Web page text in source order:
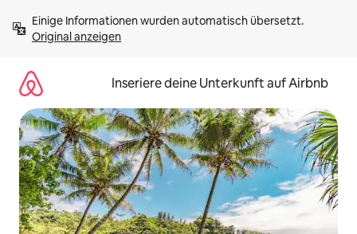
Inhalten
springenOriginal anzeigen
Inseriere deine Unterkunft auf Airbnb